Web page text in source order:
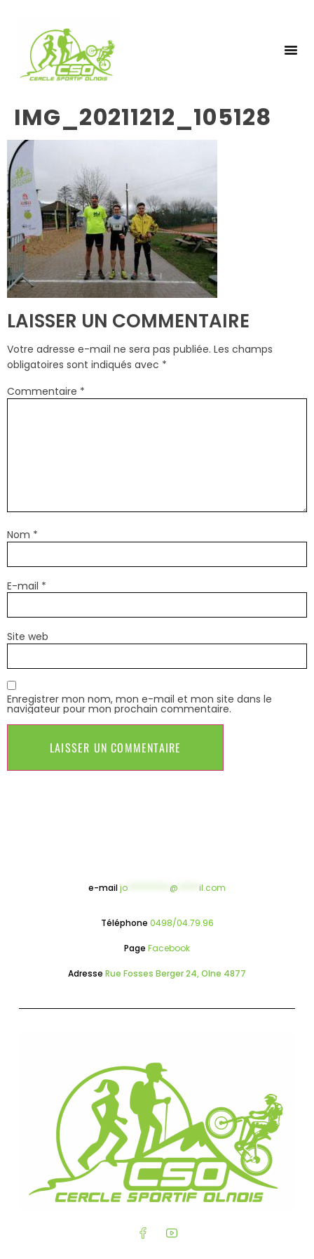
IMG_20211212_105128
LAISSER UN COMMENTAIRE
Votre adresse e-mail ne sera pas publiée. Les champs
obligatoires sont indiqués avec *
Commentaire *
Nom *
E-mail *
Site web
Enregistrer mon nom, mon e-mail et mon site dans le
navigateur pour mon prochain commentaire.
e-mailjo @ il.com
Téléphone 0498/04.79.96
Page Facebook
Adresse Rue Fosses Berger 24, Olne 4877